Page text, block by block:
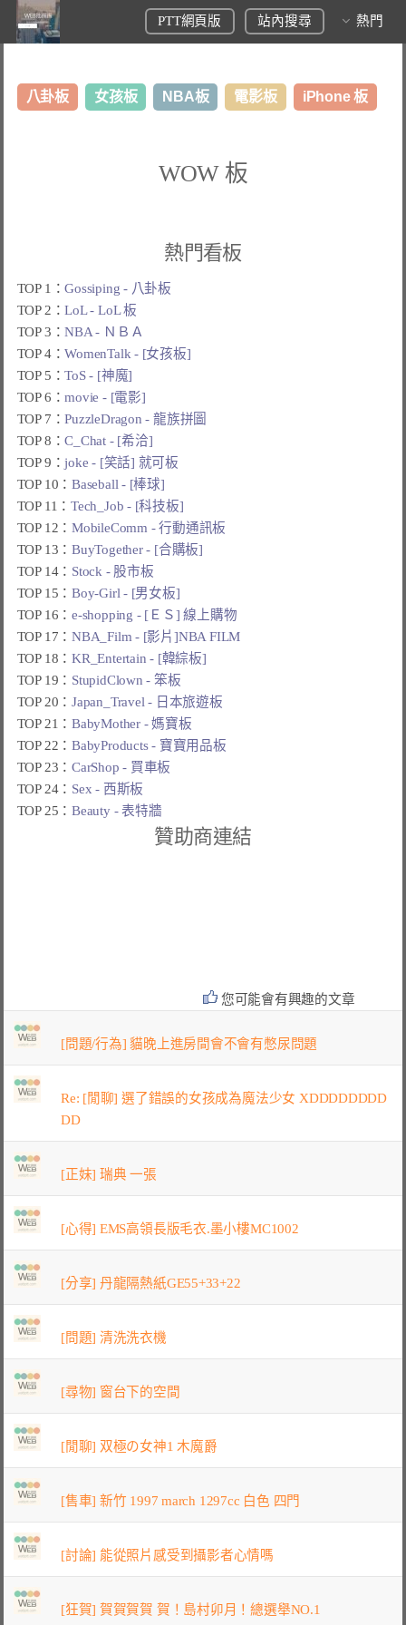
PTT網頁版 站內搜尋 熱門
八卦板 女孩板 NBA板 電影板 iPhone 板
WOW 板
熱門看板
TOP 1：Gossiping - 八卦板
TOP 2：LoL - LoL 板
TOP 3：NBA - ＮＢＡ
TOP 4：WomenTalk - [女孩板]
TOP 5：ToS - [神魔]
TOP 6：movie - [電影]
TOP 7：PuzzleDragon - 龍族拼圖
TOP 8：C_Chat - [希洽]
TOP 9：joke - [笑話] 就可板
TOP 10：Baseball - [棒球]
TOP 11：Tech_Job - [科技板]
TOP 12：MobileComm - 行動通訊板
TOP 13：BuyTogether - [合購板]
TOP 14： Stock - 股市板
TOP 15：Boy-Girl - [男女板]
TOP 16：e-shopping - [ＥＳ] 線上購物
TOP 17：NBA_Film - [影片]NBA FILM
TOP 18：KR_Entertain - [韓綜板]
TOP 19： StupidClown - 笨板
TOP 20：Japan_Travel - 日本旅遊板
TOP 21：BabyMother - 媽寶板
TOP 22：BabyProducts - 寶寶用品板
TOP 23：CarShop - 買車板
TOP 24： Sex - 西斯板
TOP 25：Beauty - 表特牆
贊助商連結
您可能會有興趣的文章
[問題/行為] 貓晚上進房間會不會有憋尿問題
Re: [閒聊] 選了錯誤的女孩成為魔法少女 XDDDDDDDD
DD
[正妹] 瑞典 一張
[心得] EMS高領長版毛衣.墨小樓MC1002
[分享] 丹龍隔熱紙GE55+33+22
[問題] 清洗洗衣機
[尋物] 窗台下的空間
[閒聊] 双極の女神1 木魔爵
[售車] 新竹 1997 march 1297cc 白色 四門
[討論] 能從照片感受到攝影者心情嗎
[狂賀] 賀賀賀賀 賀！島村卯月！總選舉NO.1